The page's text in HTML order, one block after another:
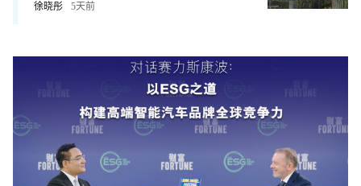
徐晓彤 5天前